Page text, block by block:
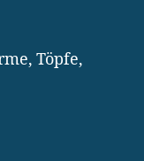
Töpfe,